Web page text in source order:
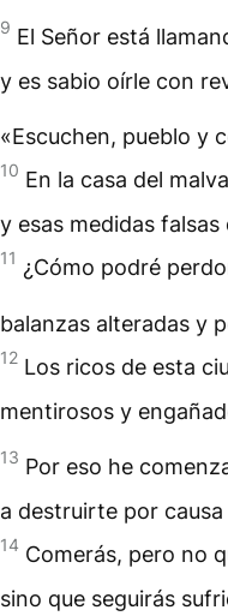
9 El Señor está
y es sabio oírle con
«Escuchen, pueblo y
10 En la casa del
y esas medidas
11 ¿Cómo podré
balanzas alteradas y
12 Los ricos de esta
mentirosos y
13 Por eso he
a destruirte por
14 Comerás, pero no
sino que seguirás